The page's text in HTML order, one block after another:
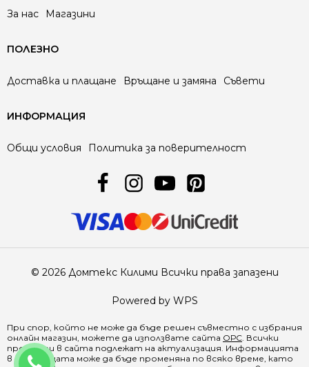
0888 641500
За нас Магазини
ПОЛЕЗНО
Доставка и плащане Връщане и замяна Съвети
ИНФОРМАЦИЯ
Общи условия Политика за поверителност
© 2026 Домтекс Килими Всички права запазени
Powered by WPS
При спор, който не може да бъде решен съвместно с избрания
онлайн магазин, можете да използвате сайта ОРС. Всички
продукти в сайта подлежат на актуализация. Информацията
в страницата може да бъде променяна по всяко време, като